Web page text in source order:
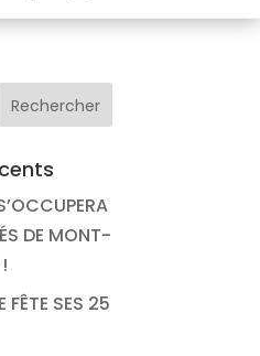
DE MONT-
FÊTE SES 25